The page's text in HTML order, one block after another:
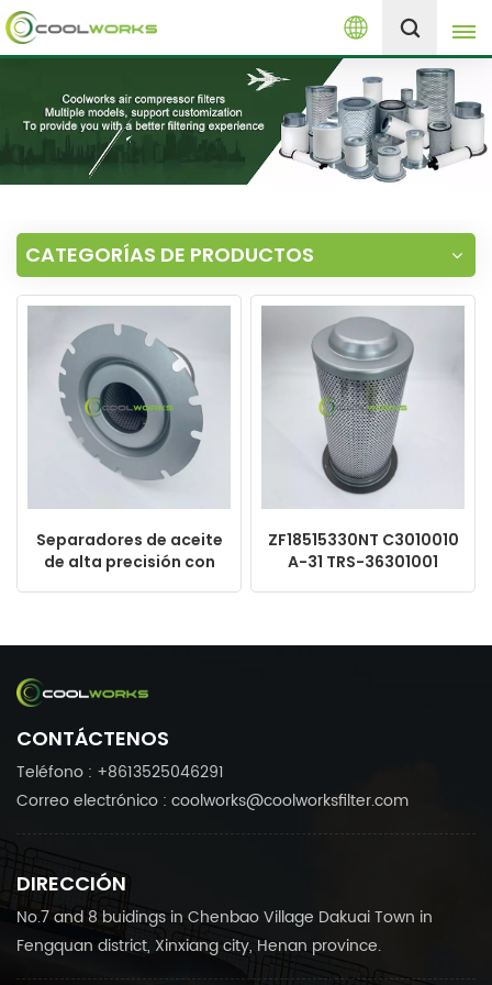
Español
English
español
العربية
русский
+8613525046291
CATEGORÍAS DE PRODUCTOS
Separadores de aceite
de alta precisión con
1614646000 DE4046
ZF18515330NT C3010010
A-31 TRS-36301001
aire
CONTÁCTENOS
Teléfono : +8613525046291
Correo electrónico : coolworks@coolworksfilter.com
DIRECCIÓN
No.7 and 8 buidings in Chenbao Village Dakuai Town in
Fengquan district, Xinxiang city, Henan province.